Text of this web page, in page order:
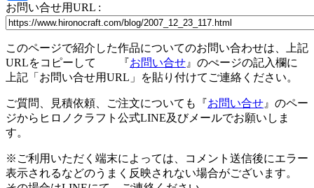
共
お問い合せ用URL :
このページで紹介した作品についてのお問い合わせは、上記
URLをコピーして 『お問い合せ 』のぺージの記入欄に
上記「お問い合せ用URL」を貼り付けてご連絡ください。
ご質問、見積依頼、ご注文についても『お問い合せ 』のペー
ジからヒロノクラフト公式LINE及びメールでお願いしま
す。
※ご利用いただく端末によっては、コメント送信後にエラー
表示されるなどのうまく反映されない場合がございます。